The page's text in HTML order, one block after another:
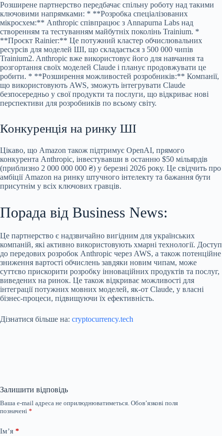
Розширене партнерство передбачає спільну роботу над такими
ключовими напрямками: * **Розробка спеціалізованих
мікросхем:** Anthropic співпрацює з Annapurna Labs над
створенням та тестуванням майбутніх поколінь Trainium. *
**Проєкт Rainier:** Це потужний кластер обчислювальних
ресурсів для моделей ШІ, що складається з 500 000 чипів
Trainium2. Anthropic вже використовує його для навчання та
розгортання своїх моделей Claude і планує продовжувати це
робити. * **Розширення можливостей розробників:** Компанії,
що використовують AWS, зможуть інтегрувати Claude
безпосередньо у свої продукти та послуги, що відкриває нові
перспективи для розробників по всьому світу.
Конкуренція на ринку ШІ
Цікаво, що Amazon також підтримує OpenAI, прямого
конкурента Anthropic, інвестувавши в останню $50 мільярдів
(приблизно 2 000 000 000 ₴) у березні 2026 року. Це свідчить про
амбіції Amazon на ринку штучного інтелекту та бажання бути
присутнім у всіх ключових гравців.
Порада від Business News:
Це партнерство є надзвичайно вигідним для українських
компаній, які активно використовують хмарні технології. Доступ
до передових розробок Anthropic через AWS, а також потенційне
зниження вартості обчислень завдяки новим чипам, може
суттєво прискорити розробку інноваційних продуктів та послуг,
виведених на ринок. Це також відкриває можливості для
інтеграції потужних мовних моделей, як-от Claude, у власні
бізнес-процеси, підвищуючи їх ефективність.
Дізнатися більше на: cryptocurrency.tech
Залишити відповідь
Ваша e-mail адреса не оприлюднюватиметься. Обов’язкові поля
позначені *
Ім’я *